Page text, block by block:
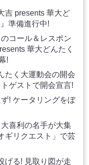
吉 presents 華大ど
準備進行中!
コール＆レスポン
華大どんたく
!
たく大運動会の開会
ゲストで開会宣言!
! ケータリングをぼ
喜利の名手が大集
ギリクエスト」で芸
げる! 見取り図が走